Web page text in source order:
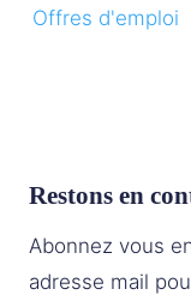
Offres d'emploi
Restons en
Abonnez vous
adresse mail